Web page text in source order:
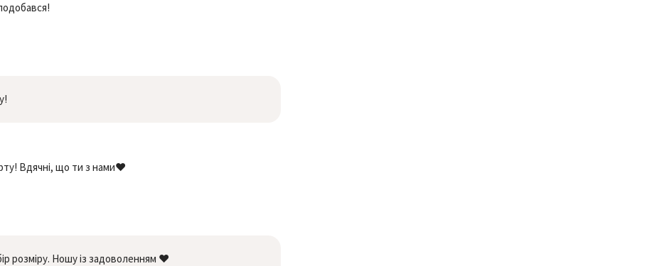
Вдячні, що ти з нами❤️
розміру. Ношу із задоволенням ❤️